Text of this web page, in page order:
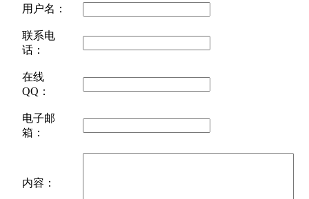
用户名：
联系电
话：
在线
QQ：
电子邮
箱：
内容：